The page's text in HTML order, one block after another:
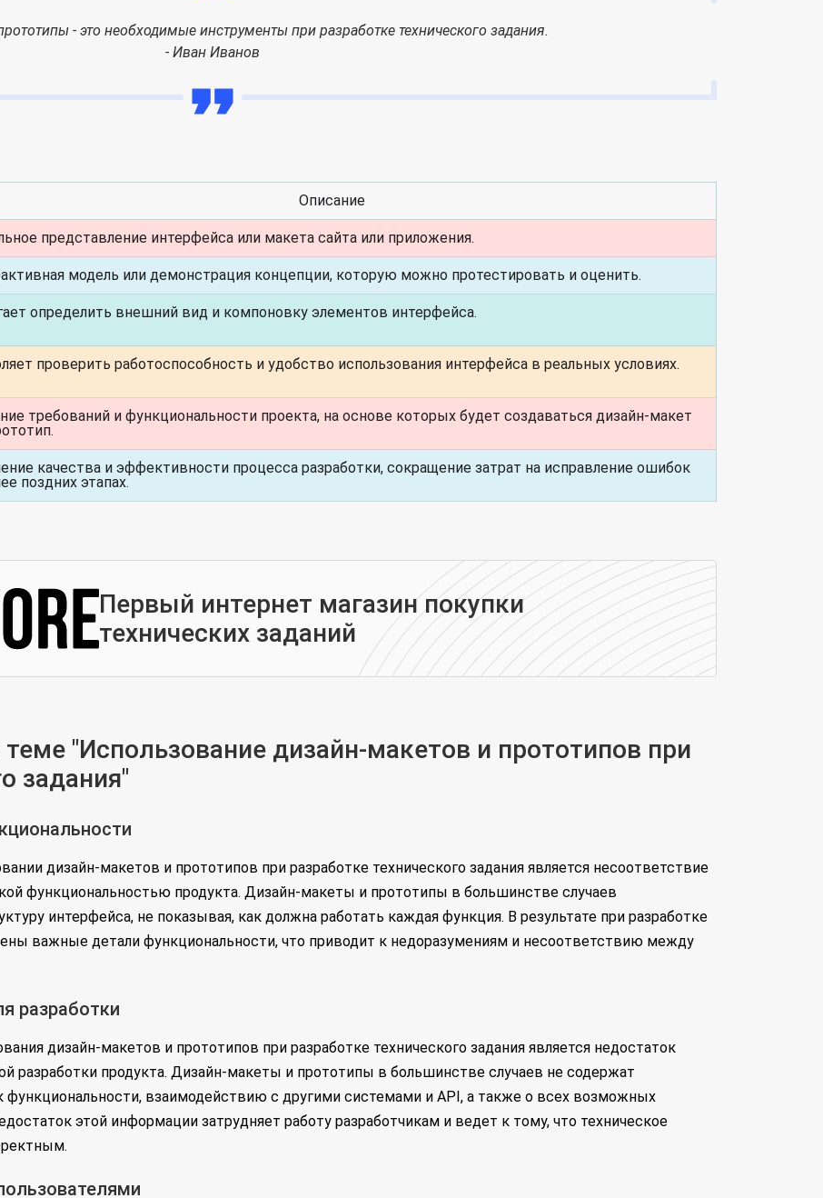
- это необходимые инструменты при разработке технического задания.
- Иван Иванов
Описание
представление интерфейса или макета сайта или приложения.
модель или демонстрация концепции, которую можно протестировать и оценить.
определить внешний вид и компоновку элементов интерфейса.
проверить работоспособность и удобство использования интерфейса в реальных условиях.
требований и функциональности проекта, на основе которых будет создаваться дизайн-макет
качества и эффективности процесса разработки, сокращение затрат на исправление ошибок
поздних этапах.
Первый интернет магазин покупки
технических заданий
"Использование дизайн-макетов и прототипов при
задания"
дизайн-макетов и прототипов при разработке технического задания является несоответствие
функциональностью продукта. Дизайн-макеты и прототипы в большинстве случаев
интерфейса, не показывая, как должна работать каждая функция. В результате при разработке
важные детали функциональности, что приводит к недоразумениям и несоответствию между
разработки
дизайн-макетов и прототипов при разработке технического задания является недостаток
разработки продукта. Дизайн-макеты и прототипы в большинстве случаев не содержат
функциональности, взаимодействию с другими системами и API, а также о всех возможных
этой информации затрудняет работу разработчикам и ведет к тому, что техническое